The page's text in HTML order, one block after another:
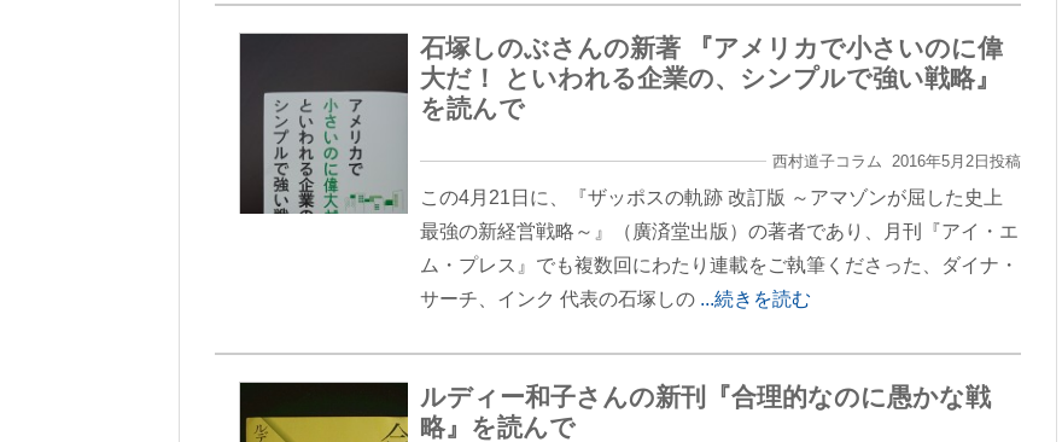
石塚しのぶさんの新著 『アメリカで小さいのに偉
大だ！ といわれる企業の、シンプルで強い戦略』
を読んで
西村道子コラム 2016年5月2日投稿
この4月21日に、『ザッポスの軌跡 改訂版 ～アマゾンが屈した史上
最強の新経営戦略～』（廣済堂出版）の著者であり、月刊『アイ・エ
ム・プレス』でも複数回にわたり連載をご執筆くださった、ダイナ・
サーチ、インク 代表の石塚しの ...続きを読む
ルディー和子さんの新刊『合理的なのに愚かな戦
略』を読んで